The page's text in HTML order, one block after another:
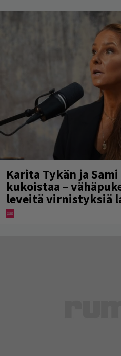
Karita Tykän ja
kukoistaa –
leveitä virnistyksiä